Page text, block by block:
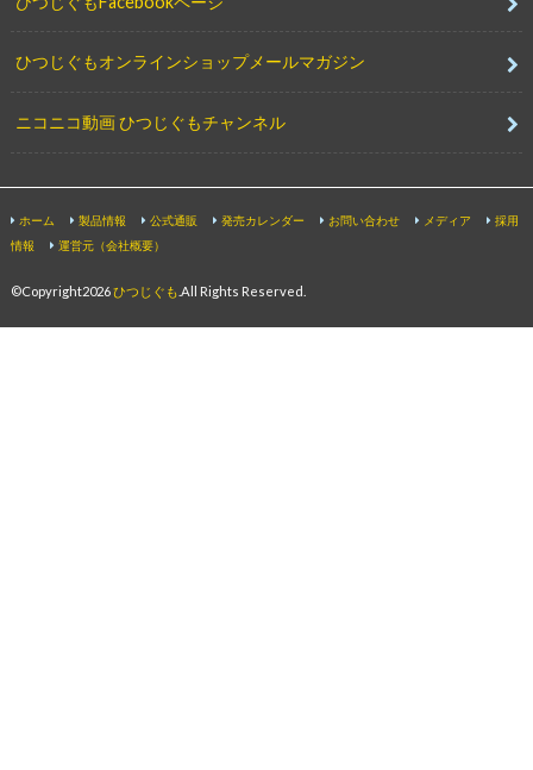
ひつじぐもオンラインショップメールマガジン
ニコニコ動画 ひつじぐもチャンネル
ホーム 製品情報 公式通販 発売カレンダー お問い合わせ メディア
採用
情報
運営元（会社概要）
©Copyright2026ひつじぐも .All Rights Reserved.